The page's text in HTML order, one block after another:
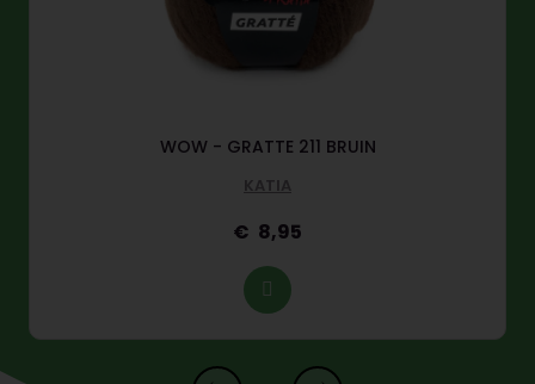
WOW - GRATTE 211 BRUIN
KATIA
8,95